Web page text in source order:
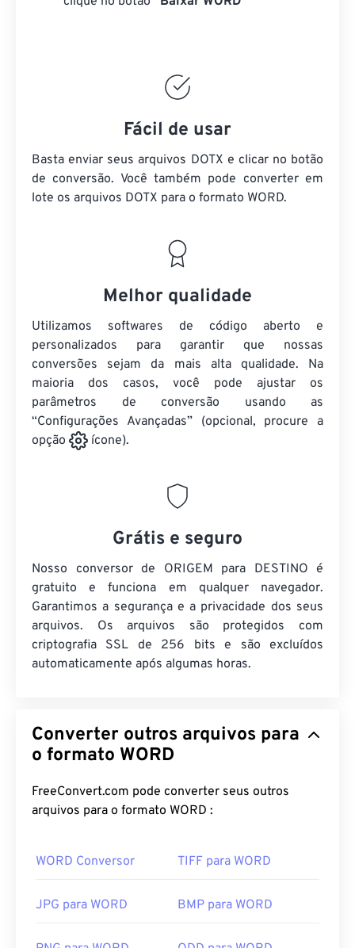
Fácil de usar
Basta enviar seus arquivos DOTX e clicar no botão
de conversão. Você também pode converter em
lote os arquivos DOTX para o formato WORD.
Melhor qualidade
Utilizamos softwares de código aberto e
personalizados para garantir que nossas
conversões sejam da mais alta qualidade. Na
maioria dos casos, você pode ajustar os
parâmetros de conversão usando as
“Configurações Avançadas” (opcional, procure a
opção
ícone).
Grátis e seguro
Nosso conversor de ORIGEM para DESTINO é
gratuito e funciona em qualquer navegador.
Garantimos a segurança e a privacidade dos seus
arquivos. Os arquivos são protegidos com
criptografia SSL de 256 bits e são excluídos
automaticamente após algumas horas.
Converter outros arquivos para
o formato WORD
FreeConvert.com pode converter seus outros
arquivos para o formato WORD :
WORD Conversor TIFF para WORD
JPG para WORD BMP para WORD